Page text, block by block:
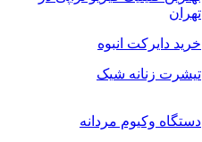
تهران
خرید دایرکت انبوه
تیشرت زنانه شیک
دستگاه وکیوم مردانه